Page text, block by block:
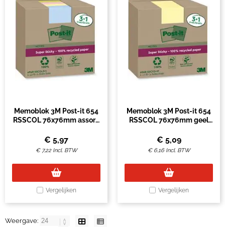
Memoblok 3M Post-it 654
RSSCOL 76x76mm assorti
€ 5,97
€ 7,22 Incl. BTW
Vergelijken
Memoblok 3M Post-it 654
RSSCOL 76x76mm geel
€ 5,09
€ 6,16 Incl. BTW
Vergelijken
Weergave: